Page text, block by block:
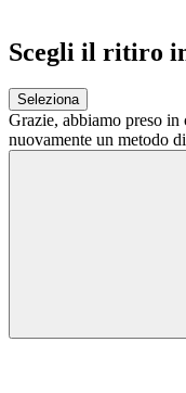
Scegli il ritiro
Seleziona
Grazie, abbiamo preso in
nuovamente un metodo